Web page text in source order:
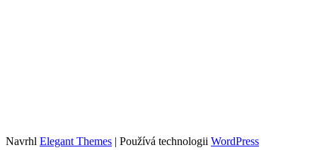
Navrhl Elegant Themes | Používá technologii WordPress